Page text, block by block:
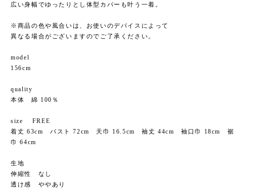
広い身幅でゆったりとし体型カバーも叶う一着。
※商品の色や風合いは、お使いのデバイスによって
異なる場合がございますのでご了承ください。
model
156cm
quality
本体 綿 100％
size FREE
着丈 63cm バスト 72cm 天巾 16.5cm 袖丈 44cm 袖口巾 18cm 裾
巾 64cm
生地
伸縮性 なし
透け感 ややあり